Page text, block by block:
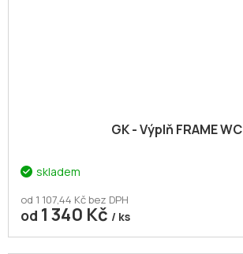
GK - Výplň FRAME WC
skladem
od 1 107,44 Kč bez DPH
od 1 340 Kč / ks